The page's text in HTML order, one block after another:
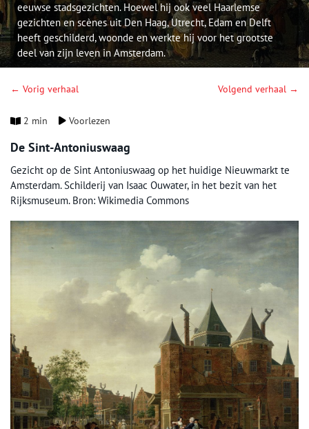
eeuwse stadsgezichten. Hoewel hij ook veel Haarlemse
gezichten en scènes uit Den Haag, Utrecht, Edam en Delft
heeft geschilderd, woonde en werkte hij voor het grootste
deel van zijn leven in Amsterdam.
← Vorig verhaal Volgend verhaal →
2 min Voorlezen
De Sint-Antoniuswaag
Gezicht op de Sint Antoniuswaag op het huidige Nieuwmarkt te
Amsterdam. Schilderij van Isaac Ouwater, in het bezit van het
Rijksmuseum. Bron: Wikimedia Commons